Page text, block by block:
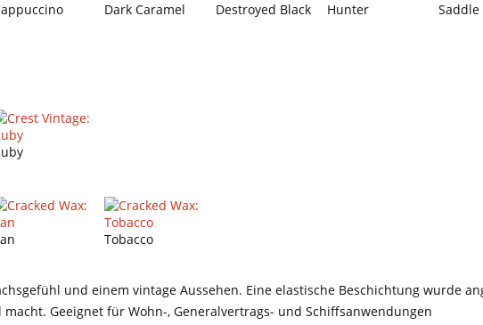
Dark Caramel Destroyed Black Hunter Saddle
Tobacco
und einem vintage Aussehen. Eine elastische Beschichtung wurde
Geeignet für Wohn-, Generalvertrags- und Schiffsanwendungen